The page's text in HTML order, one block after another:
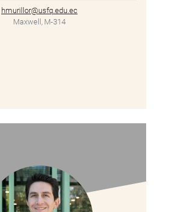
hmurillor@usfq.edu.ec
Maxwell, M-314